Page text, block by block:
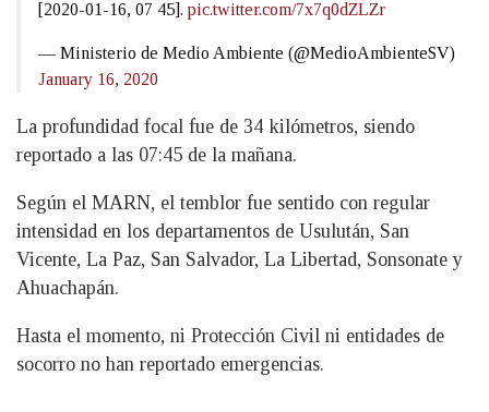
[2020-01-16, 07 45]. pic.twitter.com/7x7q0dZLZr
— Ministerio de Medio Ambiente (@MedioAmbienteSV)
January 16, 2020
La profundidad focal fue de 34 kilómetros, siendo
reportado a las 07:45 de la mañana.
Según el MARN, el temblor fue sentido con regular
intensidad en los departamentos de Usulután, San
Vicente, La Paz, San Salvador, La Libertad, Sonsonate y
Ahuachapán.
Hasta el momento, ni Protección Civil ni entidades de
socorro no han reportado emergencias.